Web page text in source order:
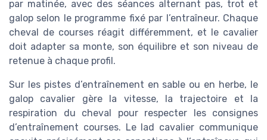
par matinée, avec des séances alternant pas, trot et
galop selon le programme fixé par l’entraîneur. Chaque
cheval de courses réagit différemment, et le cavalier
doit adapter sa monte, son équilibre et son niveau de
retenue à chaque profil.
Sur les pistes d’entraînement en sable ou en herbe, le
galop cavalier gère la vitesse, la trajectoire et la
respiration du cheval pour respecter les consignes
d’entraînement courses. Le lad cavalier communique